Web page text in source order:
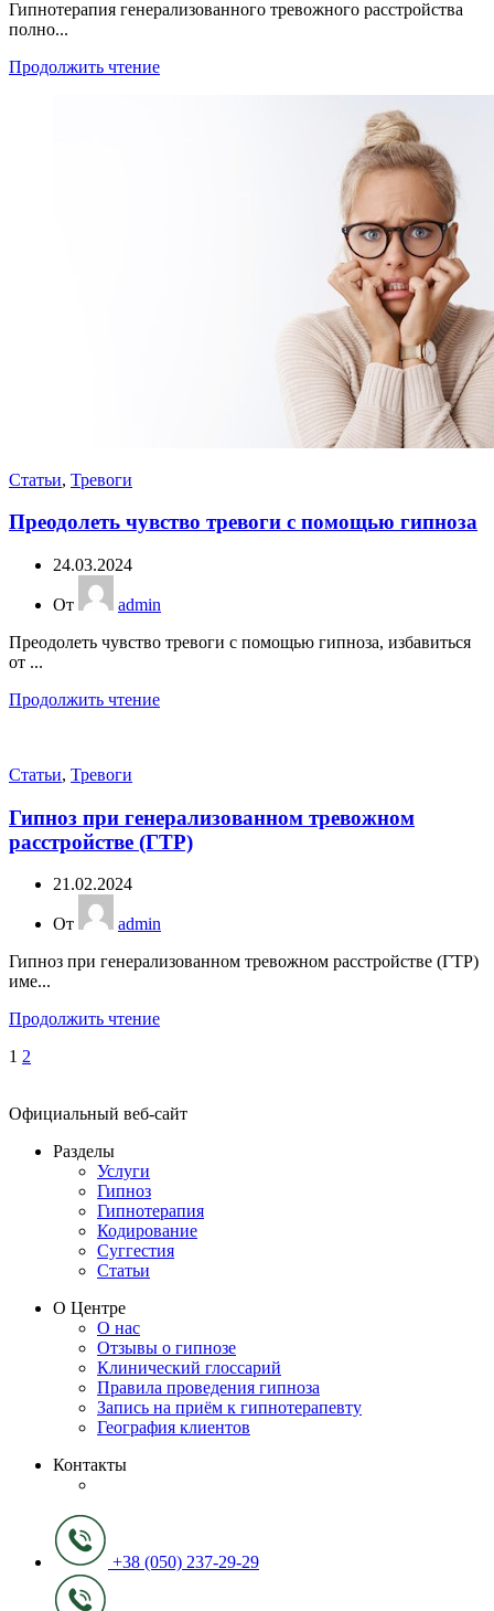
Гипнотерапия генерализованного тревожного расстройства
полно...
Продолжить чтение
Статьи, Тревоги
Преодолеть чувство тревоги с помощью гипноза
24.03.2024
От
admin
Преодолеть чувство тревоги с помощью гипноза, избавиться
от ...
Продолжить чтение
Статьи, Тревоги
Гипноз при генерализованном тревожном
расстройстве (ГТР)
21.02.2024
От
admin
Гипноз при генерализованном тревожном расстройстве (ГТР)
име...
Продолжить чтение
1 2
Официальный веб-сайт
Разделы
Услуги
Гипноз
Гипнотерапия
Кодирование
Суггестия
Статьи
О Центре
О нас
Отзывы о гипнозе
Клинический глоссарий
Правила проведения гипноза
Запись на приём к гипнотерапевту
География клиентов
Контакты
+38 (050) 237-29-29